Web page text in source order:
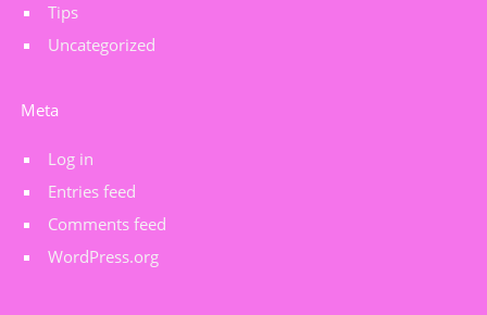
Tips
Uncategorized
Meta
Log in
Entries feed
Comments feed
WordPress.org